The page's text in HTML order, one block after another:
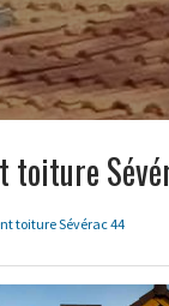
toiture
toiture Sévérac 44